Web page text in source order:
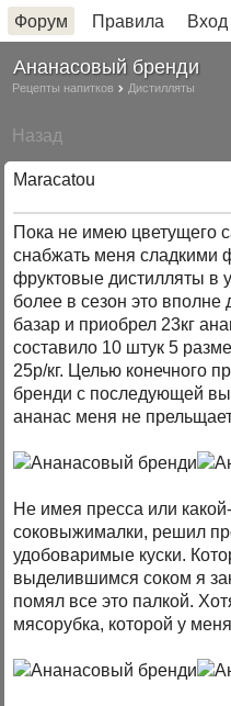
Форум Правила Вход
Ананасовый бренди
Рецепты напитков Дистилляты
Назад
Maracatou
Пока не имею цветущего
снабжать меня сладкими
фруктовые дистилляты в
более в сезон это вполне
базар и приобрел 23кг
составило 10 штук 5
25р/кг. Целью конечного
бренди с последующей
ананас меня не
Не имея пресса или
соковыжималки, решил
удобоваримые куски.
выделившимся соком я
помял все это палкой.
мясорубка, которой у